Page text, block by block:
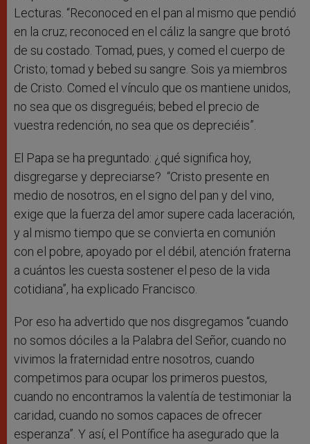
Lecturas. “Reconoced en el pan al mismo que pendió
en la cruz; reconoced en el cáliz la sangre que brotó
de su costado. Tomad, pues, y comed el cuerpo de
Cristo; tomad y bebed su sangre. Sois ya miembros
de Cristo. Comed el vínculo que os mantiene unidos,
no sea que os disgreguéis; bebed el precio de
vuestra redención, no sea que os depreciéis”.
El Papa se ha preguntado: ¿qué significa hoy,
disgregarse y depreciarse? “Cristo presente en
medio de nosotros, en el signo del pan y del vino,
exige que la fuerza del amor supere cada laceración,
y al mismo tiempo que se convierta en comunión
con el pobre, apoyado por el débil, atención fraterna
a cuántos les cuesta sostener el peso de la vida
cotidiana”, ha explicado Francisco.
Por eso ha advertido que nos disgregamos “cuando
no somos dóciles a la Palabra del Señor, cuando no
vivimos la fraternidad entre nosotros, cuando
competimos para ocupar los primeros puestos,
cuando no encontramos la valentía de testimoniar la
caridad, cuando no somos capaces de ofrecer
esperanza”. Y así, el Pontífice ha asegurado que la